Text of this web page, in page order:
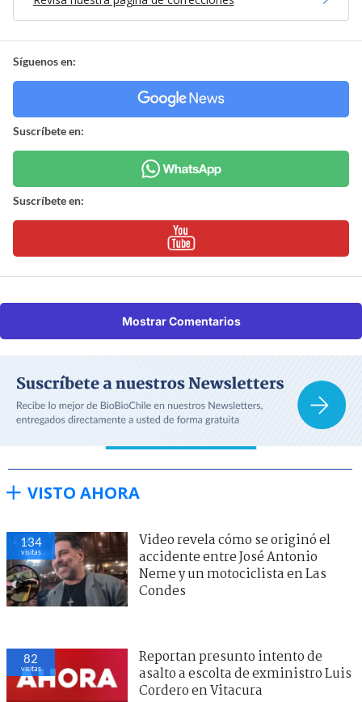
Síguenos en:
Suscríbete en:
Suscríbete en:
Mostrar Comentarios
VISTO AHORA
134
visitas
Video revela cómo se originó el
accidente entre José Antonio
Neme y un motociclista en Las
Condes
82
visitas
Reportan presunto intento de
asalto a escolta de exministro Luis
Cordero en Vitacura